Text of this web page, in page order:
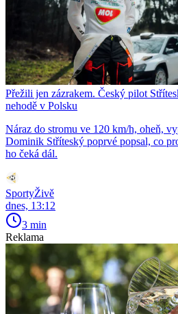
Přežili jen zázrakem. Český pilot
nehodě v Polsku
Náraz do stromu ve 120 km/h, oheň,
Dominik Stříteský poprvé popsal, co
ho čeká dál.
SportyŽivě
dnes, 13:12
3 min
Reklama